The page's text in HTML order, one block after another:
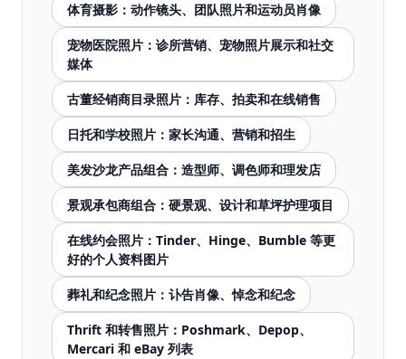
体育摄影：动作镜头、团队照片和运动员肖像
宠物医院照片：诊所营销、宠物照片展示和社交
媒体
古董经销商目录照片：库存、拍卖和在线销售
日托和学校照片：家长沟通、营销和招生
美发沙龙产品组合：造型师、调色师和理发店
景观承包商组合：硬景观、设计和草坪护理项目
在线约会照片：Tinder、Hinge、Bumble 等更
好的个人资料图片
葬礼和纪念照片：讣告肖像、悼念和纪念
Thrift 和转售照片：Poshmark、Depop、
Mercari 和 eBay 列表